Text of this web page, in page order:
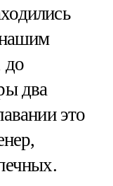
до
два
это